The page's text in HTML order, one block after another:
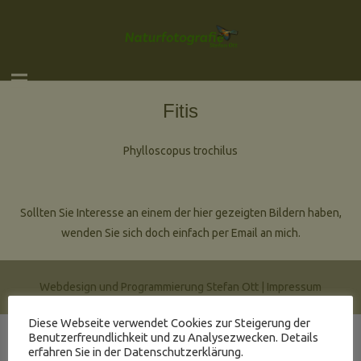
Fitis
Phylloscopus trochilus
Sollten Sie Interesse an einem der hier gezeigten Bildern haben,
wenden Sie sich doch einfach per Email an mich.
Webdesign und Programmierung Stefan Ott | Impressum
Diese Webseite verwendet Cookies zur Steigerung der
Benutzerfreundlichkeit und zu Analysezwecken. Details
erfahren Sie in der Datenschutzerklärung.